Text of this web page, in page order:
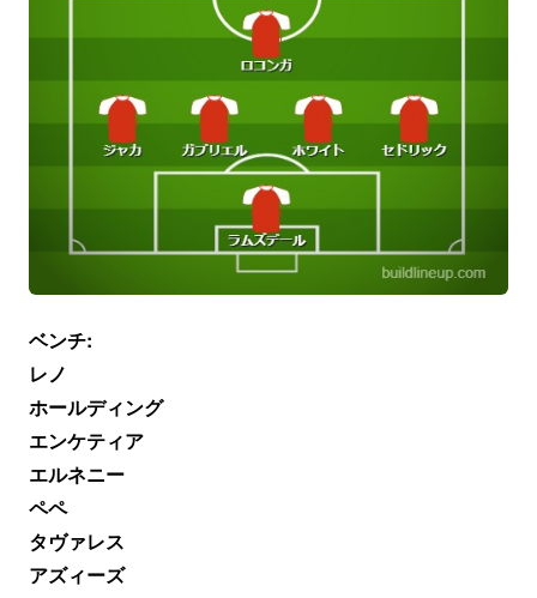
ベンチ:
レノ
ホールディング
エンケティア
エルネニー
ペペ
タヴァレス
アズィーズ